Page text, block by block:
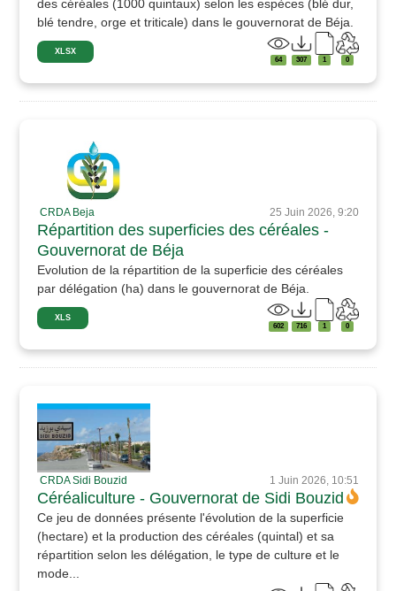
des céréales (1000 quintaux) selon les espèces (blé dur,
blé tendre, orge et triticale) dans le gouvernorat de Béja.
XLSX
64 307 1 0
CRDA Beja 25 Juin 2026, 9:20
Répartition des superficies des céréales -
Gouvernorat de Béja
Evolution de la répartition de la superficie des céréales
par délégation (ha) dans le gouvernorat de Béja.
XLS
602 716 1 0
CRDA Sidi Bouzid 1 Juin 2026, 10:51
Céréaliculture - Gouvernorat de Sidi Bouzid
Ce jeu de données présente l'évolution de la superficie
(hectare) et la production des céréales (quintal) et sa
répartition selon les délégation, le type de culture et le
mode...